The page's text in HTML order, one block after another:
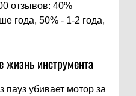
отзывов: 40%
года, 50% - 1-2 года,
инструмента
пауз убивает мотор за